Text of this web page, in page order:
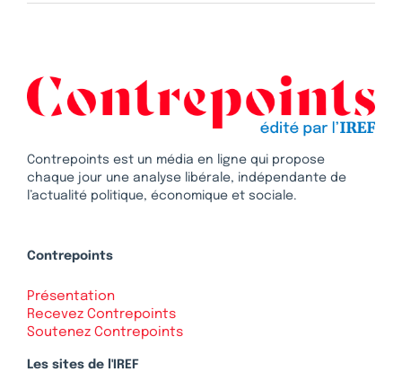
Contrepoints est un média en ligne qui propose
chaque jour une analyse libérale, indépendante de
l’actualité politique, économique et sociale.
Contrepoints
Présentation
Recevez Contrepoints
Soutenez Contrepoints
Les sites de l'IREF